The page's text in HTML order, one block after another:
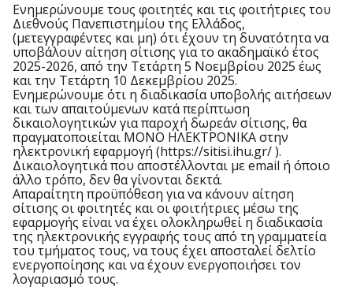
Ενημερώνουμε τους φοιτητές και τις φοιτήτριες του
Διεθνούς Πανεπιστημίου της Ελλάδος,
(μετεγγραφέντες και μη) ότι έχουν τη δυνατότητα να
υποβάλουν αίτηση σίτισης για το ακαδημαϊκό έτος
2025-2026, από την Τετάρτη 5 Νοεμβρίου 2025 έως
και την Τετάρτη 10 Δεκεμβρίου 2025.
Ενημερώνουμε ότι η διαδικασία υποβολής αιτήσεων
και των απαιτούμενων κατά περίπτωση
δικαιολογητικών για παροχή δωρεάν σίτισης, θα
πραγματοποιείται ΜΟΝΟ ΗΛΕΚΤΡΟΝΙΚΑ στην
ηλεκτρονική εφαρμογή (https://sitisi.ihu.gr/ ).
Δικαιολογητικά που αποστέλλονται με email ή όποιο
άλλο τρόπο, δεν θα γίνονται δεκτά.
Απαραίτητη προϋπόθεση για να κάνουν αίτηση
σίτισης οι φοιτητές και οι φοιτήτριες μέσω της
εφαρμογής είναι να έχει ολοκληρωθεί η διαδικασία
της ηλεκτρονικής εγγραφής τους από τη γραμματεία
του τμήματος τους, να τους έχει αποσταλεί δελτίο
ενεργοποίησης και να έχουν ενεργοποιήσει τον
λογαριασμό τους.